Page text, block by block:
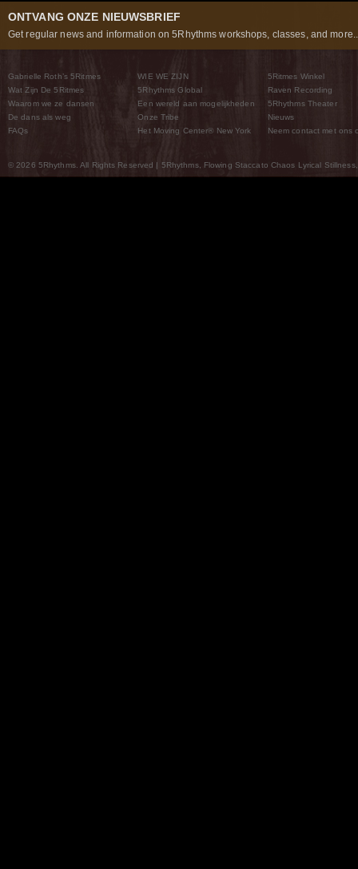
ONTVANG ONZE NIEUWSBRIEF
Get regular news and information on 5Rhythms workshops, classes, and
Gabrielle Roth’s 5Ritmes
Wat Zijn De 5Ritmes
Waarom we ze dansen
De dans als weg
FAQs
WIE WE ZIJN
5Rhythms Global
Een wereld aan mogelijkheden
Onze Tribe
Het Moving Center® New York
5Ritmes Winkel
Raven Recording
5Rhythms Theater
Nieuws
Neem contact met ons
© 2026 5Rhythms. All Rights Reserved | 5Rhythms, Flowing Staccato Chaos Lyrical